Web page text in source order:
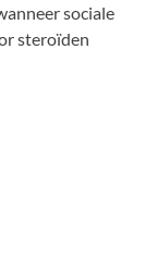
sociale
steroïden